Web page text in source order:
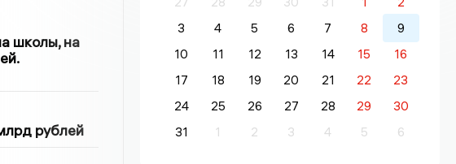
школы, на
рублей
3
4 5 6 7 8
9
10
11 12 13 14 15
16
17
18 19 20 21 22
23
24
25 26 27 28 29
30
31
1 2 3 4 5 6